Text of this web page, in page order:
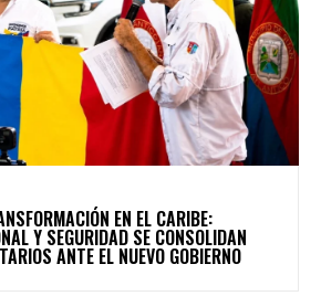
EN EL CARIBE:
Y SEGURIDAD SE CONSOLIDAN
ANTE EL NUEVO GOBIERNO